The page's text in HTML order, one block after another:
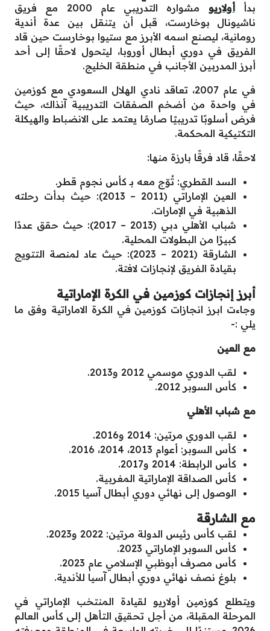
بدأأولاريو
مشواره التدريبي عام 2000 مع فريق
ناشيونال بوخارست، قبل أن يتنقل بين عدة أندية
رومانية، ليصنع اسمه الأبرز مع ستيوا بوخارست حين قاد
الفريق في دوري أبطال أوروبا، ليتحول لاحقًا إلى أحد
أبرز المدربين الأجانب في منطقة الخليج.
في عام 2007، تعاقد نادي الهلال السعودي مع كوزمين
في واحدة من أضخم الصفقات التدريبية آنذاك، حيث
فرض أسلوبًا تدريبيًا صارمًا يعتمد على الانضباط والهيكلة
التكتيكية المحكمة.
لاحقًا، قاد فرقًا بارزة منها:
السد القطري: تُوّج معه بـ كأس نجوم قطر.
العين الإماراتي (2011 – 2013): حيث بدأت رحلته
الذهبية في الإمارات.
شباب الأهلي دبي (2013 – 2017): حيث حقق عددًا
كبيرًا من البطولات المحلية.
الشارقة (2021 – 2023): حيث عاد لمنصة التتويج
بقيادة الفريق لإنجازات لافتة.
أبرز إنجازات كوزمين في الكرة الإماراتية
وجاءت ابرز انجازات كوزمين في الكرة الاماراتية وفق ما
يلي :-
مع العين
لقب الدوري موسمي 2012 و2013.
كأس السوبر 2012.
مع شباب الأهلي
لقب الدوري مرتين: 2014 و2016.
كأس السوبر: أعوام 2013، 2014، 2016.
كأس الرابطة: 2014 و2017.
كأس الصداقة الإماراتية المغربية.
الوصول إلى نهائي دوري أبطال آسيا 2015.
مع الشارقة
لقب كأس رئيس الدولة مرتين: 2022 و2023.
كأس السوبر الإماراتي 2023.
كأس مصرف أبوظبي الإسلامي عام 2023.
بلوغ نصف نهائي دوري أبطال آسيا للأندية.
ويتطلع كوزمين أولاريو لقيادة المنتخب الإماراتي في
المرحلة المقبلة، من أجل تحقيق التأهل إلى كأس العالم